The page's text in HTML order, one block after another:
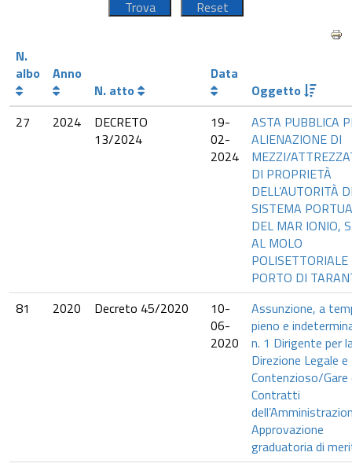
N.
albo
Anno
N. atto
Data
Oggetto
27
2024
DECRETO
13/2024
19-
02-
2024
ASTA PUBBLICA
ALIENAZIONE DI
MEZZI/
DI PROPRIETÀ
DELL’AUTORITÀ
SISTEMA
DEL MAR IONIO,
AL MOLO
POLISETTORIALE
PORTO DI
81
2020 Decreto 45/2020
10-
06-
2020
Assunzione, a
pieno e
n. 1 Dirigente per
Direzione Legale e
Contenzioso/Gare
Contratti
Approvazione
graduatoria di